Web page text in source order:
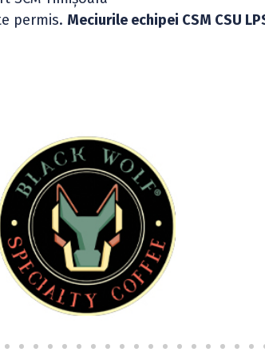
permis. Meciurile echipei CSM CSU